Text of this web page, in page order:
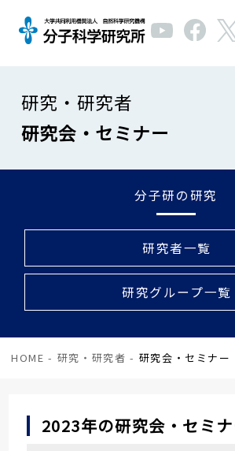
研究・研究者
研究会・セミナー
分子研の研究
研究者一覧
研究グループ一覧
HOME - 研究・研究者 - 研究会・セミナー
2023年の研究会・セミ